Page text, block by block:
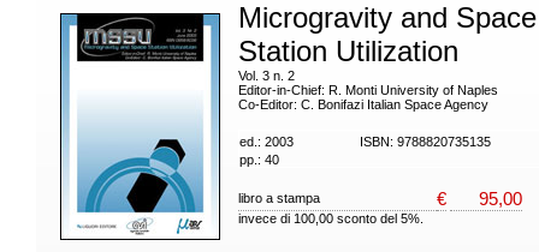
Microgravity and Space
Station Utilization
Vol. 3 n. 2
Editor-in-Chief: R. Monti University of Naples
Co-Editor: C. Bonifazi Italian Space Agency
ed.: 2003
ISBN: 9788820735135
pp.: 40
libro a stampa € 95,00
invece di 100,00 sconto del 5%.